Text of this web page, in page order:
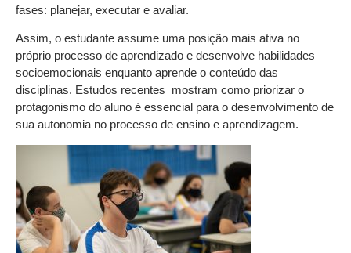
fases: planejar, executar e avaliar.
Assim, o estudante assume uma posição mais ativa no
próprio processo de aprendizado e desenvolve habilidades
socioemocionais enquanto aprende o conteúdo das
disciplinas. Estudos recentes mostram como priorizar o
protagonismo do aluno é essencial para o desenvolvimento de
sua autonomia no processo de ensino e aprendizagem.